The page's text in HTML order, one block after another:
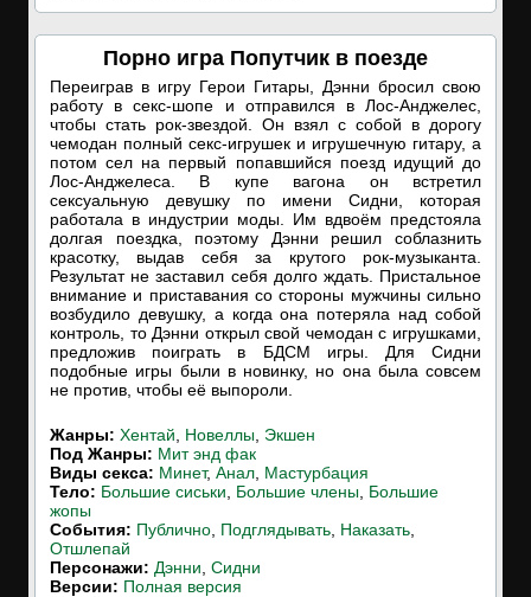
Порно игра Попутчик в поезде
Переиграв в игру Герои Гитары, Дэнни бросил свою
работу в секс-шопе и отправился в Лос-Анджелес,
чтобы стать рок-звездой. Он взял с собой в дорогу
чемодан полный секс-игрушек и игрушечную гитару, а
потом сел на первый попавшийся поезд идущий до
Лос-Анджелеса. В купе вагона он встретил
сексуальную девушку по имени Сидни, которая
работала в индустрии моды. Им вдвоём предстояла
долгая поездка, поэтому Дэнни решил соблазнить
красотку, выдав себя за крутого рок-музыканта.
Результат не заставил себя долго ждать. Пристальное
внимание и приставания со стороны мужчины сильно
возбудило девушку, а когда она потеряла над собой
контроль, то Дэнни открыл свой чемодан с игрушками,
предложив поиграть в БДСМ игры. Для Сидни
подобные игры были в новинку, но она была совсем
не против, чтобы её выпороли.
Жанры: Хентай Новеллы Экшен
Под Жанры: Мит энд фак
Виды секса: Минет, Анал Мастурбация
Тело: Большие сиськи Большие члены Большие
жопы
События: Публично Подглядывать Наказать
Отшлепай
Персонажи: Дэнни Сидни
Версии: Полная версия